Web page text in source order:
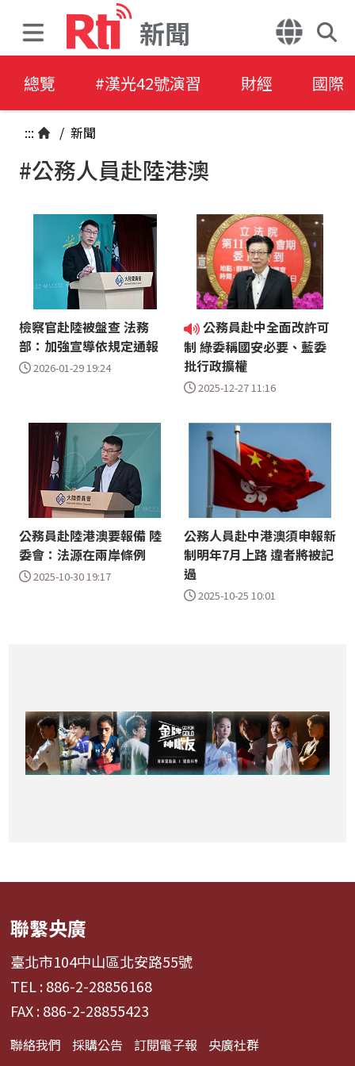
新聞
總覽 #漢光42號演習 財經 國際
::: / 新聞
#公務人員赴陸港澳
檢察官赴陸被盤查 法務
部：加強宣導依規定通報
2026-01-29 19:24
公務員赴中全面改許可
制 綠委稱國安必要、藍委
批行政擴權
2025-12-27 11:16
公務員赴陸港澳要報備 陸
委會：法源在兩岸條例
2025-10-30 19:17
公務人員赴中港澳須申報新
制明年7月上路 違者將被記
過
2025-10-25 10:01
聯繫央廣
臺北市104中山區北安路55號
TEL : 886-2-28856168
FAX : 886-2-28855423
聯絡我們 採購公告 訂閱電子報 央廣社群